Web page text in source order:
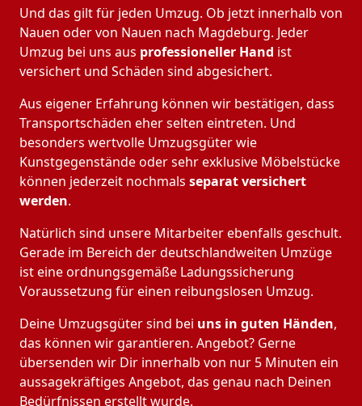
Und das gilt für jeden Umzug. Ob jetzt innerhalb von
Nauen oder von Nauen nach Magdeburg. Jeder
Umzug bei uns aus professioneller Hand ist
versichert und Schäden sind abgesichert.
Aus eigener Erfahrung können wir bestätigen, dass
Transportschäden eher selten eintreten. Und
besonders wertvolle Umzugsgüter wie
Kunstgegenstände oder sehr exklusive Möbelstücke
können jederzeit nochmals separat versichert
werden.
Natürlich sind unsere Mitarbeiter ebenfalls geschult.
Gerade im Bereich der deutschlandweiten Umzüge
ist eine ordnungsgemäße Ladungssicherung
Voraussetzung für einen reibungslosen Umzug.
Deine Umzugsgüter sind bei uns in guten Händen,
das können wir garantieren. Angebot? Gerne
übersenden wir Dir innerhalb von nur 5 Minuten ein
aussagekräftiges Angebot, das genau nach Deinen
Bedürfnissen erstellt wurde.